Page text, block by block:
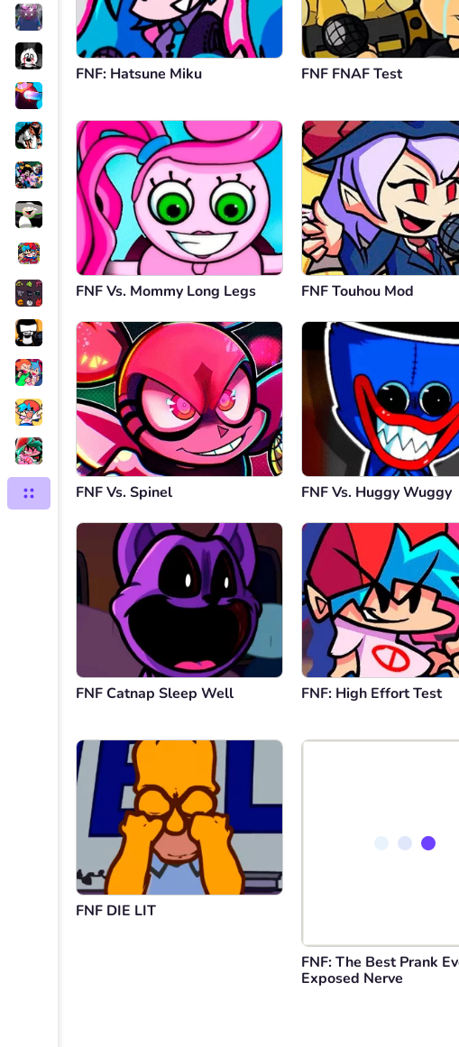
FNF: Hatsune Miku FNF FNAF Test
FNF Vs. Mommy Long Legs FNF Touhou Mod
FNF Vs. Spinel FNF Vs. Huggy Wuggy
FNF Catnap Sleep Well FNF: High Effort Test
FNF DIE LIT